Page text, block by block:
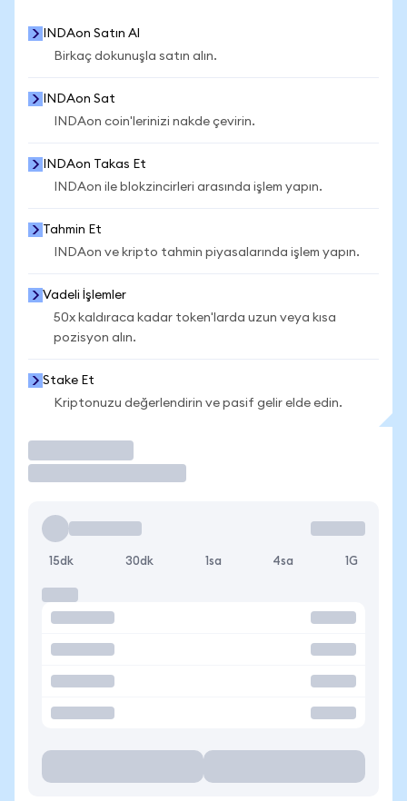
INDAon Satın Al
Birkaç dokunuşla satın alın.
INDAon Sat
INDAon coin'lerinizi nakde çevirin.
INDAon Takas Et
INDAon ile blokzincirleri arasında işlem yapın.
Tahmin Et
INDAon ve kripto tahmin piyasalarında işlem yapın.
Vadeli İşlemler
50x kaldıraca kadar token'larda uzun veya kısa
pozisyon alın.
Stake Et
Kriptonuzu değerlendirin ve pasif gelir elde edin.
15dk 30dk 1sa 4sa 1G